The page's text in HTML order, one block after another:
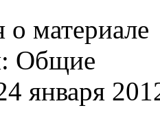
материале
Общие
января